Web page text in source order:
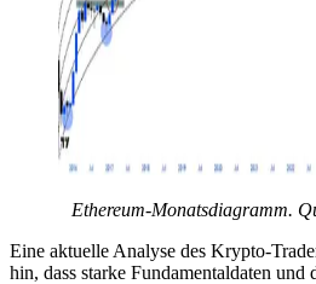
Ethereum-Monatsdiagramm.
Eine aktuelle Analyse des Krypto-
hin, dass starke Fundamentaldaten